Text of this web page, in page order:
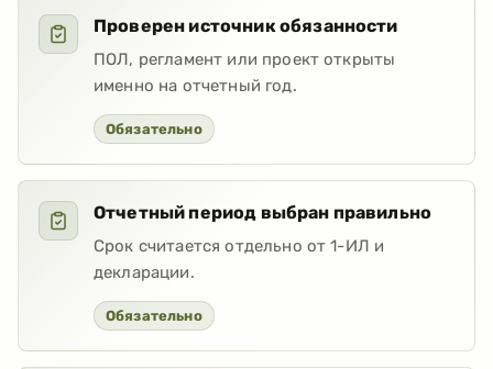
Проверен источник обязанности
ПОЛ, регламент или проект открыты
именно на отчетный год.
Обязательно
Отчетный период выбран правильно
Срок считается отдельно от 1-ИЛ и
декларации.
Обязательно